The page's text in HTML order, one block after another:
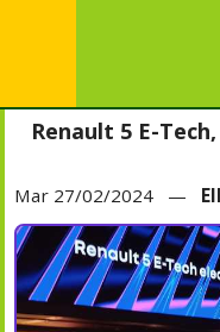
Renault 5 E-
Mar 27/02/2024 —